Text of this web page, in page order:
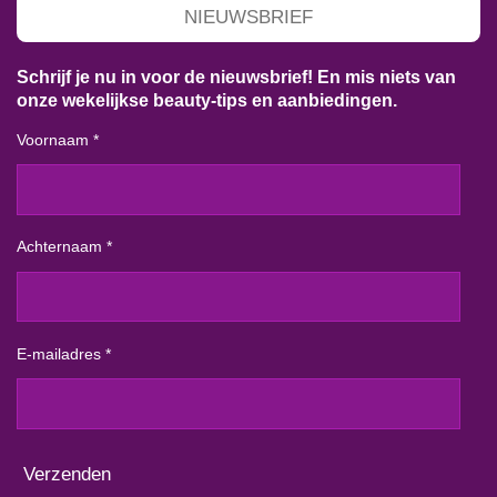
NIEUWSBRIEF
Schrijf je nu in voor de nieuwsbrief! En mis niets van
onze wekelijkse beauty-tips en aanbiedingen.
Voornaam *
Achternaam *
E-mailadres *
Verzenden